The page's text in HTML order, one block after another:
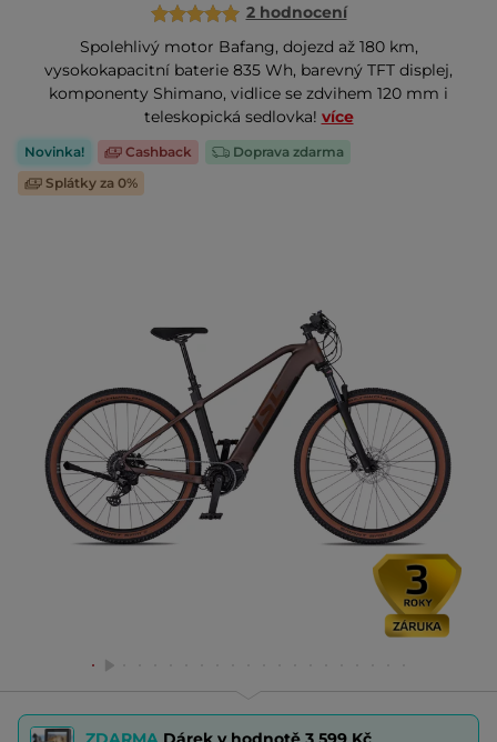
2 hodnocení
Spolehlivý motor Bafang, dojezd až 180 km,
vysokokapacitní baterie 835 Wh, barevný TFT displej,
komponenty Shimano, vidlice se zdvihem 120 mm i
teleskopická sedlovka! více
Novinka! Cashback
Doprava zdarma
Splátky za 0%